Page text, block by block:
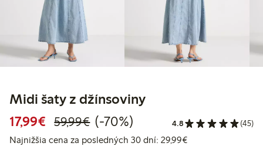
Midi šaty z džínsoviny
17,99€ Zvýhodnená cena: 17,99 €
59,99€Bežná cena: 59,99 €
70% zľava
(-70%) 4.8 (45)
Najnižšia cena za posledných 30 dní: 29,99€Najnižšia cena za